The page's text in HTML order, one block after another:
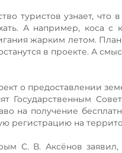
туристов узнает,
А например, коса
жарким летом.
в проекте. А
о предоставлении
Государственным
на получение
регистрацию на
С. В. Аксёнов